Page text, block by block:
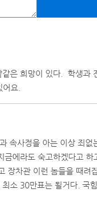
은 희망이 있다. 학생과
요.
속사정을 아는 이상 죄없
금에라도 숙고하겠다고 하
장차관 이런 놈들을 때려
소 30만표는 될거다. 국